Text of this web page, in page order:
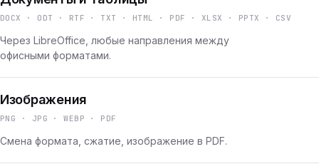
DOCX · ODT · RTF · TXT · HTML · PDF · XLSX · PPTX · CSV
Через LibreOffice, любые направления между
офисными форматами.
Изображения
PNG · JPG · WEBP · PDF
Смена формата, сжатие, изображение в PDF.